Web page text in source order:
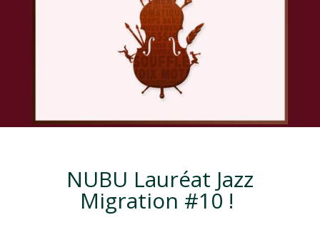
NUBU Lauréat Jazz
Migration #10 !